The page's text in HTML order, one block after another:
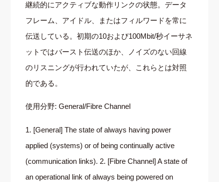
継続的にアクティブな動作リンクの状態。データ
フレーム、アイドル、またはフィルワードを常に
伝送している。初期の10および100Mbit/秒イーサネ
ットではバースト伝送のほか、ノイズのない回線
のリスニングが行われていたが、これらとは対照
的である。
使用分野: General/Fibre Channel
1. [General] The state of always having power
applied (systems) or of being continually active
(communication links). 2. [Fibre Channel] A state of
an operational link of always being powered on